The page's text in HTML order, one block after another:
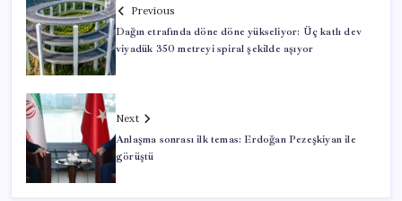
Previous
Dağın etrafında döne döne yükseliyor: Üç katlı dev
viyadük 350 metreyi spiral şekilde aşıyor
Next
Anlaşma sonrası ilk temas: Erdoğan Pezeşkiyan ile
görüştü